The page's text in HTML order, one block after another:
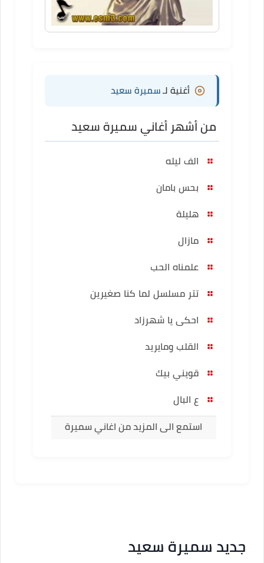
أغنية لـ سميرة سعيد
من أشهر أغاني سميرة سعيد
الف ليله
بحس بامان
هليلة
مازال
علمناه الحب
تتر مسلسل لما كنا صغيرين
احكى يا شهرزاد
القلب ومايريد
قويني بيك
ع البال
استمع الى المزيد من اغاني سميرة
جديد سميرة سعيد